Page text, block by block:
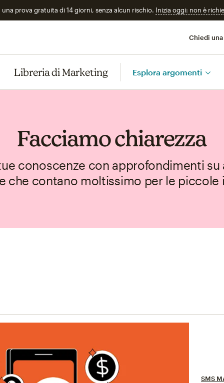
prova gratuita di 14 giorni, senza alcun rischio. Inizia oggi: non è
Chiedi
Libreria di Marketing Esplora argomenti
Facciamo chiarezza
conoscenze con approfondimenti
che contano moltissimo per le piccole
SMS